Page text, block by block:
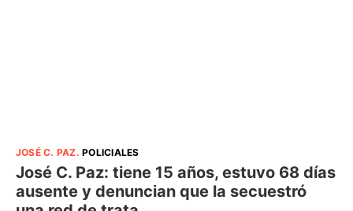
JOSÉ C. PAZ.POLICIALES
José C. Paz: tiene 15 años, estuvo 68 días
ausente y denuncian que la secuestró